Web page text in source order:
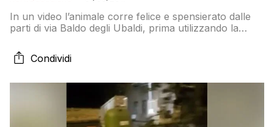
In un video l’animale corre felice e spensierato dalle
parti di via Baldo degli Ubaldi, prima utilizzando la
contromano, gli toglieranno molti punti dalla patente),
passando sull’aiuola che fa da spartitraffico
Condividi